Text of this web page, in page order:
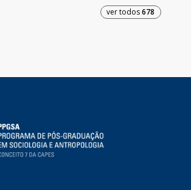
ver todos 678